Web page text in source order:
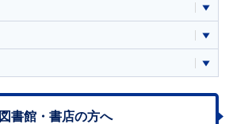
図書館・書店の方へ